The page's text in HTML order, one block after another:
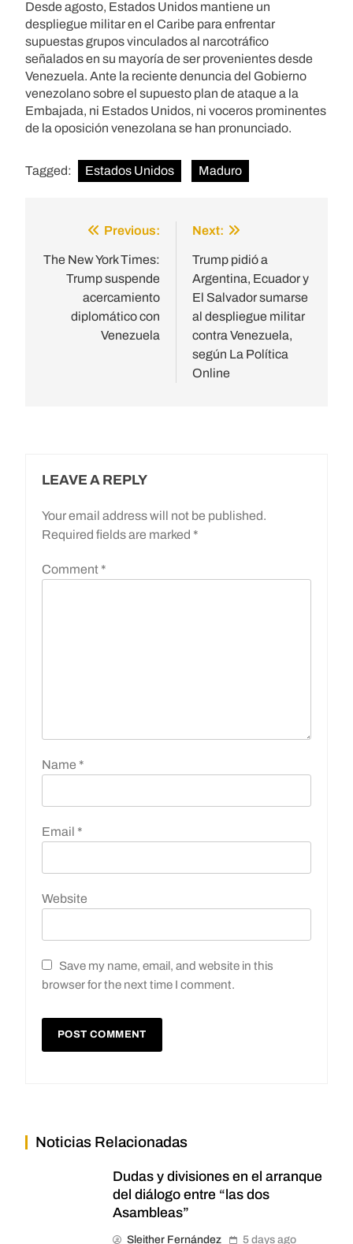
Desde agosto, Estados Unidos mantiene un
despliegue militar en el Caribe para enfrentar
supuestas grupos vinculados al narcotráfico
señalados en su mayoría de ser provenientes desde
Venezuela. Ante la reciente denuncia del Gobierno
venezolano sobre el supuesto plan de ataque a la
Embajada, ni Estados Unidos, ni voceros prominentes
de la oposición venezolana se han pronunciado.
Tagged: Estados Unidos Maduro
navigation
Previous:
The New York Times:
Trump suspende
acercamiento
diplomático con
Venezuela
Next:
Trump pidió a
Argentina, Ecuador y
El Salvador sumarse
al despliegue militar
contra Venezuela,
según La Política
Online
LEAVE A REPLY
Your email address will not be published.
Required fields are marked *
Comment *
Name *
Email *
Website
Save my name, email, and website in this
browser for the next time I comment.
Noticias Relacionadas
Dudas y divisiones en el arranque
del diálogo entre “las dos
Asambleas”
Sleither Fernández 5 days ago